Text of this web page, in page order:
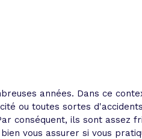
années. Dans ce
ou toutes sortes
conséquent, ils sont assez
vous assurer si vous